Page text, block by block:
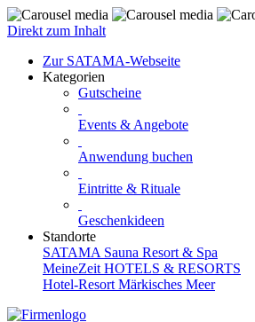
Direkt zum Inhalt
Zur SATAMA-Webseite
Kategorien
Gutscheine
Events & Angebote
Anwendung buchen
Eintritte & Rituale
Geschenkideen
Standorte
SATAMA Sauna Resort & Spa
MeineZeit HOTELS & RESORTS
Hotel-Resort Märkisches Meer